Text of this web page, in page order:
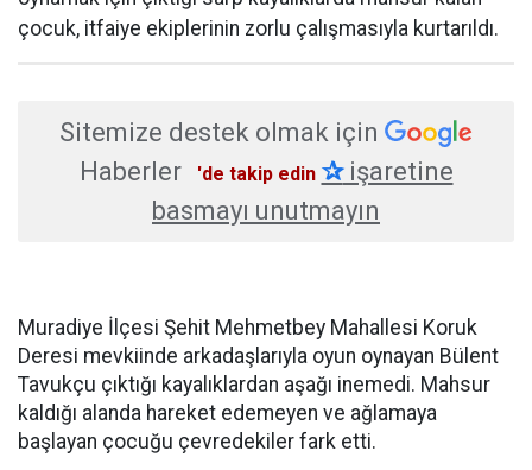
çocuk, itfaiye ekiplerinin zorlu çalışmasıyla kurtarıldı.
Sitemize destek olmak için
Haberler
'de takip edin ✰işaretine
basmayı unutmayın
Muradiye İlçesi Şehit Mehmetbey Mahallesi Koruk
Deresi mevkiinde arkadaşlarıyla oyun oynayan Bülent
Tavukçu çıktığı kayalıklardan aşağı inemedi. Mahsur
kaldığı alanda hareket edemeyen ve ağlamaya
başlayan çocuğu çevredekiler fark etti.